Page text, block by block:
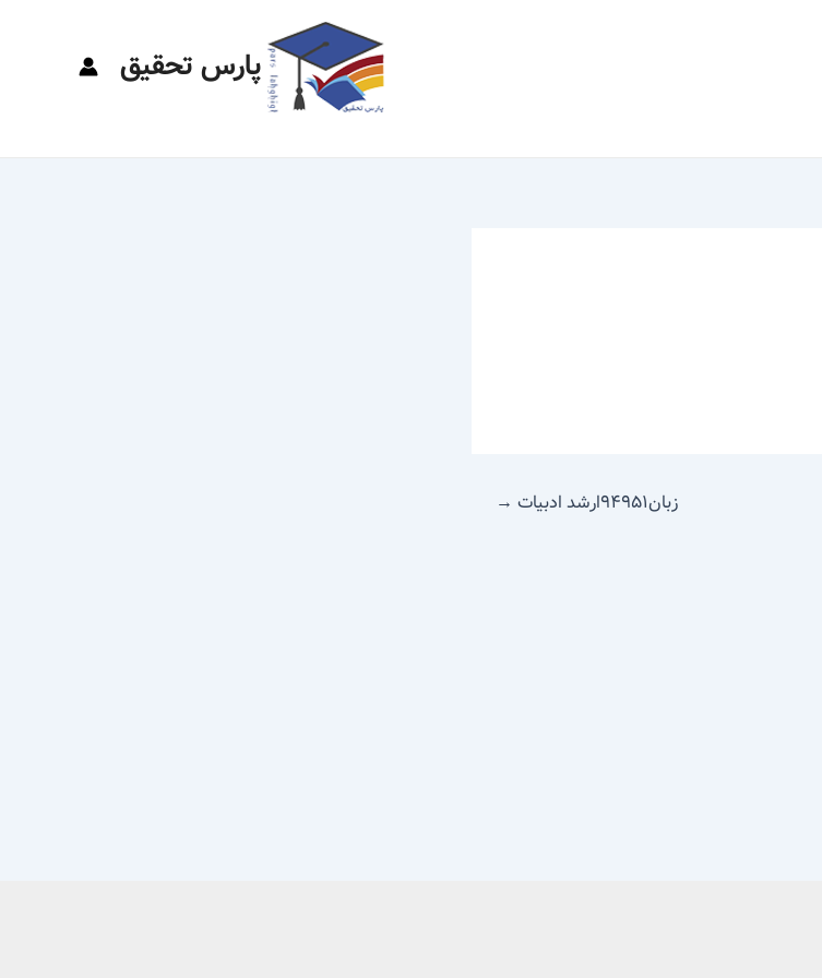
پارس تحقیق
زبان۹۴۹۵۱ارشد ادبیات →